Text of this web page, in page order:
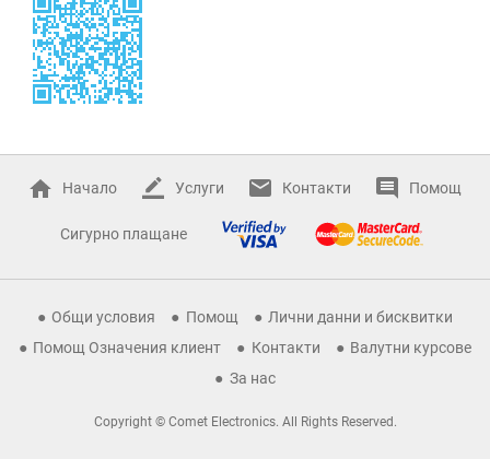
Начало Услуги Контакти Помощ
Сигурно плащане
Общи условия Помощ
Лични данни и бисквитки
Помощ Означения клиент
Контакти
Валутни курсове
За нас
Copyright © Comet Electronics. All Rights Reserved.